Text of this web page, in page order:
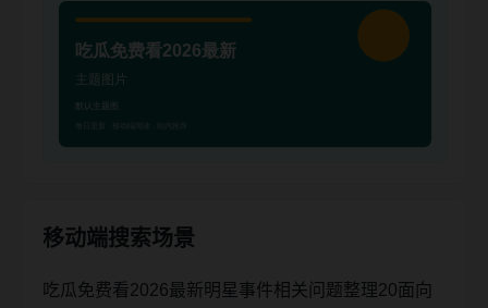
移动端搜索场景
吃瓜免费看2026最新明星事件相关问题整理20面向